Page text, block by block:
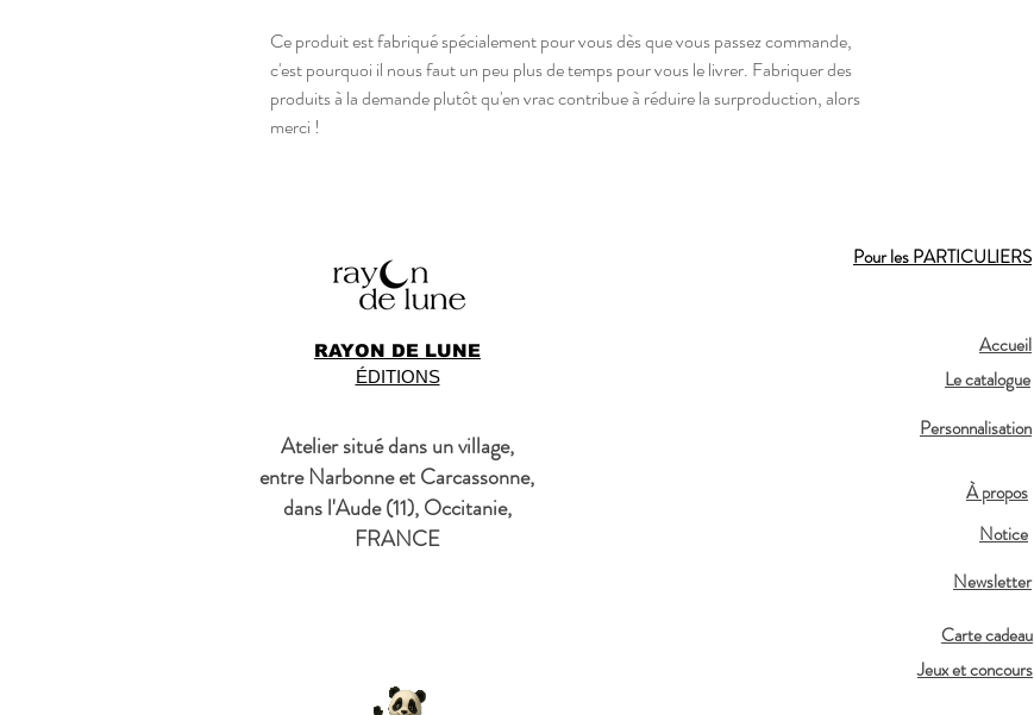
Ce produit est fabriqué spécialement pour vous dès que vous passez commande,
c'est pourquoi il nous faut un peu plus de temps pour vous le livrer. Fabriquer des
produits à la demande plutôt qu'en vrac contribue à réduire la surproduction, alors
merci !
RAYON DE LUNE
ÉDITIONS
Pour les PARTICULIERS
Accueil
Le catalogue
Atelier situé dans un village,
entre Narbonne et Carcassonne,
dans l'Aude (11), Occitanie,
FRANCE
Personnalisation
À propos
Notice
Newsletter
Carte cadeau
Jeux et concours